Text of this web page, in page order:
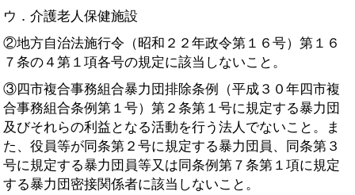
ウ．介護老人保健施設
②地方自治法施行令（昭和２２年政令第１６号）第１６
７条の４第１項各号の規定に該当しないこと。
③四市複合事務組合暴力団排除条例（平成３０年四市複
合事務組合条例第１号）第２条第１号に規定する暴力団
及びそれらの利益となる活動を行う法人でないこと。ま
た、役員等が同条第２号に規定する暴力団員、同条第３
号に規定する暴力団員等又は同条例第７条第１項に規定
する暴力団密接関係者に該当しないこと。